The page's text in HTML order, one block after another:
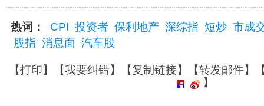
热词： CPI 投资者 保利地产 深综指 短炒 市成
股指 消息面 汽车股
【打印】【我要纠错】【复制链接】【转发邮件】
】